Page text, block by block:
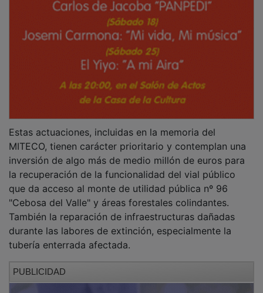
MITECO, tienen carácter prioritario y contemplan una
inversión de algo más de medio millón de euros para
la recuperación de la funcionalidad del vial público
que da acceso al monte de utilidad pública nº 96
"Cebosa del Valle" y áreas forestales colindantes.
También la reparación de infraestructuras dañadas
durante las labores de extinción, especialmente la
tubería enterrada afectada.